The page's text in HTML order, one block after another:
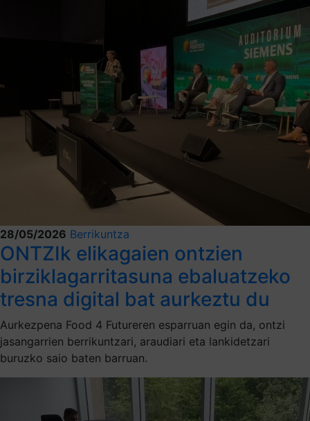
28/05/2026 Berrikuntza
ONTZIk elikagaien ontzien
birziklagarritasuna ebaluatzeko
tresna digital bat aurkeztu du
Aurkezpena Food 4 Futureren esparruan egin da, ontzi
jasangarrien berrikuntzari, araudiari eta lankidetzari
buruzko saio baten barruan.